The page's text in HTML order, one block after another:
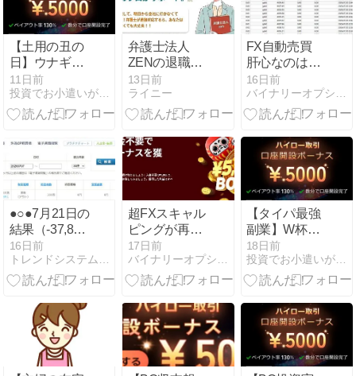
🔥
【土用の丑の
日】ウナギの
力で＋2万5千
円！？通勤ス
マホ学習で勝
ョン」のブレ
イク戦略
11日前
投資でお小遣いが増えるブログ
弁護士法人
ZENの退職代
行をレビュー
｜口コミ・評
判・料金・デ
査
13日前
ライニー
FX自動売買
肝心なのは利
益では無い
7/20～
16日前
バイナリーオプションツールでトレードを公開
●○●7月21日の
結果（-37,800
円）●○●
16日前
トレンドシステムfor外為OP
超FXスキャル
ピングが再
来？
17日前
バイナリーオプションツールでトレードを公開
【タイパ最強
副業】W杯ロ
スも吹き飛ぶ
＋17,000円！
ザオプション
×105%」のス
マホ投資術
18日前
投資でお小遣いが増えるブログ